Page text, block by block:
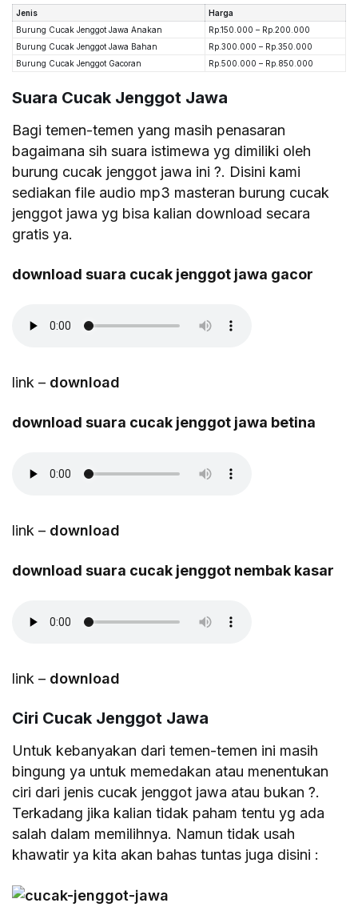
Jenis
Harga
Burung Cucak Jenggot Jawa Anakan
Rp.150.000 – Rp.200.000
Burung Cucak Jenggot Jawa Bahan
Rp.300.000 – Rp.350.000
Burung Cucak Jenggot Gacoran
Rp.500.000 – Rp.850.000
Suara Cucak Jenggot Jawa
Bagi temen-temen yang masih penasaran
bagaimana sih suara istimewa yg dimiliki oleh
burung cucak jenggot jawa ini ?. Disini kami
sediakan file audio mp3 masteran burung cucak
jenggot jawa yg bisa kalian download secara
gratis ya.
download suara cucak jenggot jawa gacor
link – download
download suara cucak jenggot jawa betina
link – download
download suara cucak jenggot nembak kasar
link – download
Ciri Cucak Jenggot Jawa
Untuk kebanyakan dari temen-temen ini masih
bingung ya untuk memedakan atau menentukan
ciri dari jenis cucak jenggot jawa atau bukan ?.
Terkadang jika kalian tidak paham tentu yg ada
salah dalam memilihnya. Namun tidak usah
khawatir ya kita akan bahas tuntas juga disini :